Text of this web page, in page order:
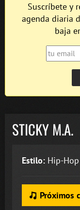
Suscríbete y
agenda diaria
baja
STICKY M.A.
Estilo: Hip-Hop
Próximos